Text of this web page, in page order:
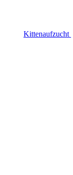
Kittenaufzucht